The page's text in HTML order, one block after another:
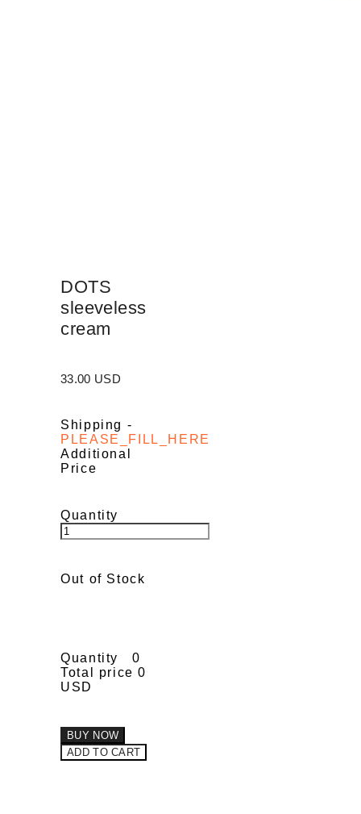
DOTS
sleeveless
cream
33.00 USD
Shipping -
PLEASE_FILL_HERE
Additional
Price
Quantity
Out of Stock
Quantity
0
Total price 0
USD
BUY NOW
ADD TO CART